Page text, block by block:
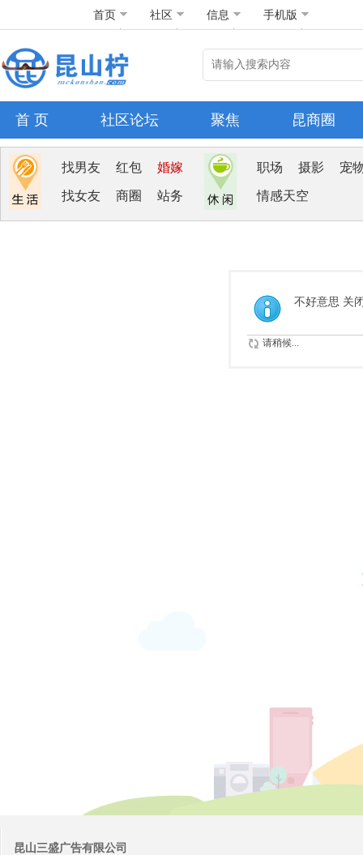
首页 社区 信息 手机版
首 页 社区论坛 聚焦 昆商圈
找男友 红包 婚嫁
找女友 商圈 站务
职场 摄影 宠
情感天空
不好意思 关
请稍候...
昆山三盛广告有限公司